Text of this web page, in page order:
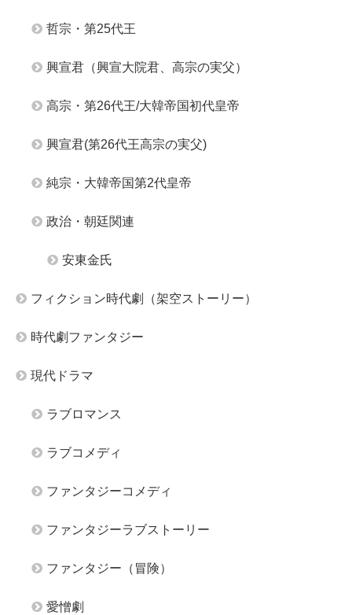
哲宗・第25代王
興宣君（興宣大院君、高宗の実父）
高宗・第26代王/大韓帝国初代皇帝
興宣君(第26代王高宗の実父)
純宗・大韓帝国第2代皇帝
政治・朝廷関連
安東金氏
フィクション時代劇（架空ストーリー）
時代劇ファンタジー
現代ドラマ
ラブロマンス
ラブコメディ
ファンタジーコメディ
ファンタジーラブストーリー
ファンタジー（冒険）
愛憎劇